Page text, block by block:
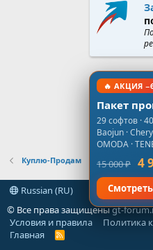
Куплю-Продам
Russian (RU)
© Все права защищеныgt-
Условия и правила
Политика
Главная
R
🔥 АКЦИЯ
Пакет
29 софтов ·
Baojun · Chery
OMODA ·
15 000 ₽ 4